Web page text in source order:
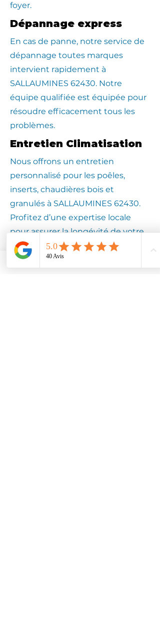
foyer.
Dépannage express
En cas de panne, notre service de
dépannage toutes marques
intervient rapidement à
SALLAUMINES 62430. Notre
équipe qualifiée est équipée pour
résoudre efficacement tous les
problèmes.
Entretien Climatisation
Nous offrons un entretien
personnalisé pour les poêles,
inserts, chaudières bois et
granulés à SALLAUMINES 62430.
Profitez d’une expertise locale
pour assurer la longévité de votre
équipement.